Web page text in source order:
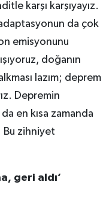
karşı karşıyayız.
da çok
emisyonunu
doğanın
lazım; deprem
Depremin
da en kısa zamanda
Bu zihniyet
geri aldı’